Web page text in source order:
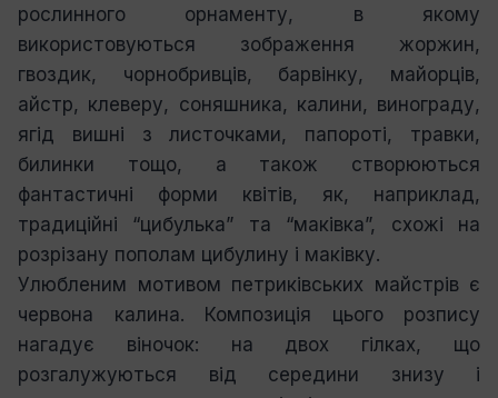
рослинного орнаменту, в якому
використовуються зображення жоржин,
гвоздик, чорнобривців, барвінку, майорців,
айстр, клеверу, соняшника, калини, винограду,
ягід вишні з листочками, папороті, травки,
билинки тощо, а також створюються
фантастичні форми квітів, як, наприклад,
традиційні “цибулька” та “маківка”, схожі на
розрізану пополам цибулину і маківку.
Улюбленим мотивом петриківських майстрів є
червона калина. Композиція цього розпису
нагадує віночок: на двох гілках, що
розгалужуються від середини знизу і